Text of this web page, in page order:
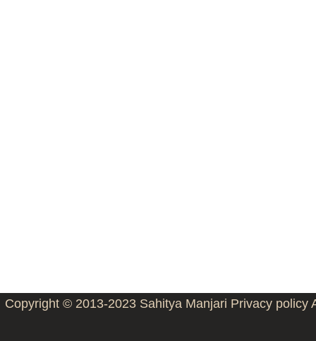
Copyright © 2013-2023 Sahitya Manjari Privacy policy